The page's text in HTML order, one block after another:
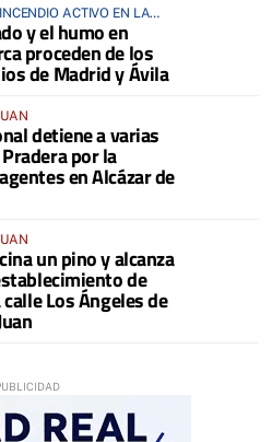
ACTIVO EN LA
y el humo en
proceden de los
de Madrid y Ávila
detiene a varias
por la
en Alcázar de
un pino y alcanza
de
Los Ángeles de